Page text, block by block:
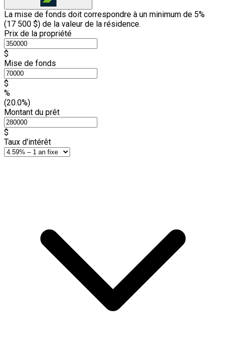
La mise de fonds doit correspondre à un minimum de 5%
(17 500 $) de la valeur de la résidence.
Prix de la propriété
$
Mise de fonds
$
%
(20.0%)
Montant du prêt
$
Taux d'intérêt